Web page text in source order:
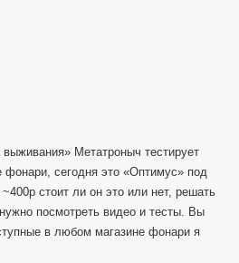
Метатроныч тестирует
сегодня это «Оптимус» под
стоит ли он это или нет, решать
посмотреть видео и тесты. Вы
в любом магазине фонари я